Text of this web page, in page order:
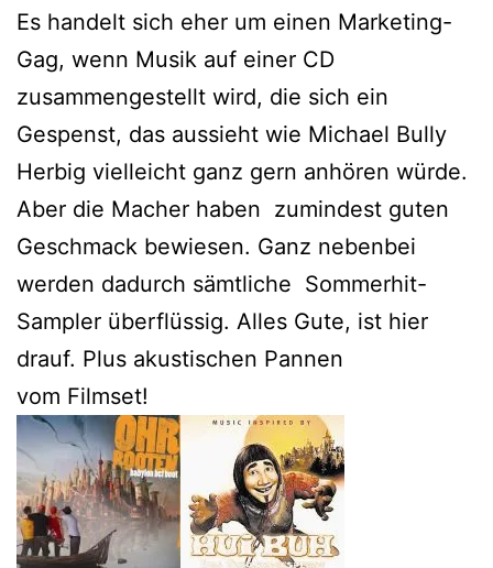
Es handelt sich eher um einen Marketing-
Gag, wenn Musik auf einer CD
zusammengestellt wird, die sich ein
Gespenst, das aussieht wie Michael Bully
Herbig vielleicht ganz gern anhören würde.
Aber die Macher haben zumindest guten
Geschmack bewiesen. Ganz nebenbei
werden dadurch sämtliche Sommerhit-
Sampler überflüssig. Alles Gute, ist hier
drauf. Plus akustischen Pannen
vom Filmset!